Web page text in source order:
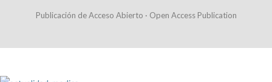
Publicación de Acceso Abierto · Open Access Publication